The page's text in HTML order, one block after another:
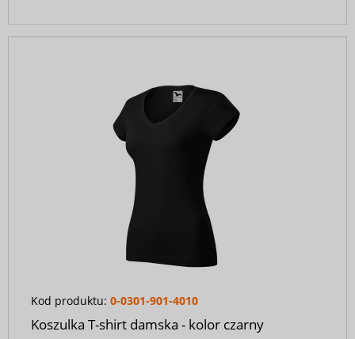
Kod produktu: 0-0301-901-4010
Koszulka T-shirt damska - kolor czarny